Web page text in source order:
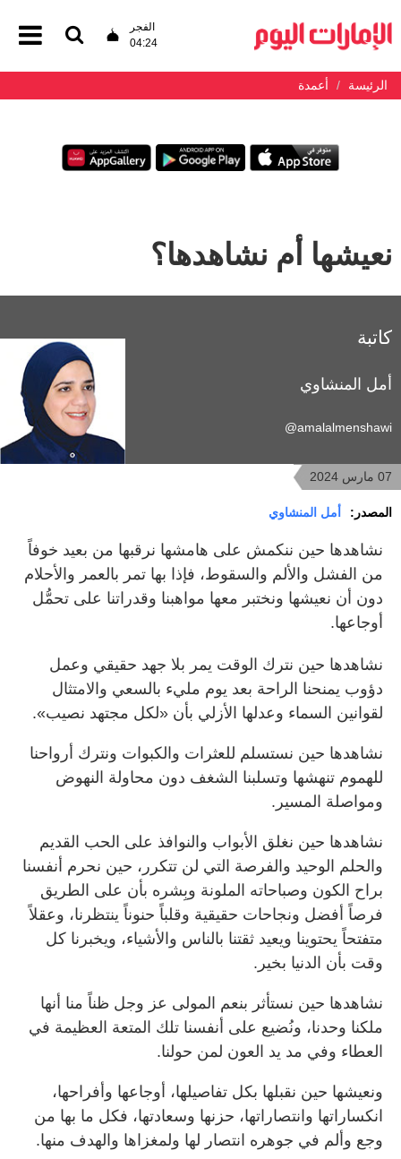
الفجر
04:24
الرئيسة أعمدة
نعيشها أم نشاهدها؟
كاتبة
أمل المنشاوي
amalalmenshawi@
07 مارس 2024
المصدر: أمل المنشاوي
نشاهدها حين ننكمش على هامشها نرقبها من بعيد خوفاً
من الفشل والألم والسقوط، فإذا بها تمر بالعمر والأحلام
دون أن نعيشها ونختبر معها مواهبنا وقدراتنا على تحمُّل
أوجاعها.
نشاهدها حين نترك الوقت يمر بلا جهد حقيقي وعمل
دؤوب يمنحنا الراحة بعد يوم مليء بالسعي والامتثال
لقوانين السماء وعدلها الأزلي بأن «لكل مجتهد نصيب».
نشاهدها حين نستسلم للعثرات والكبوات ونترك أرواحنا
للهموم تنهشها وتسلبنا الشغف دون محاولة النهوض
ومواصلة المسير.
نشاهدها حين نغلق الأبواب والنوافذ على الحب القديم
والحلم الوحيد والفرصة التي لن تتكرر، حين نحرم أنفسنا
براح الكون وصباحاته الملونة وبِشره بأن على الطريق
فرصاً أفضل ونجاحات حقيقية وقلباً حنوناً ينتظرنا، وعقلاً
متفتحاً يحتوينا ويعيد ثقتنا بالناس والأشياء، ويخبرنا كل
وقت بأن الدنيا بخير.
نشاهدها حين نستأثر بنعم المولى عز وجل ظناً منا أنها
ملكنا وحدنا، ونُضيع على أنفسنا تلك المتعة العظيمة في
العطاء وفي مد يد العون لمن حولنا.
ونعيشها حين نقبلها بكل تفاصيلها، أوجاعها وأفراحها،
انكساراتها وانتصاراتها، حزنها وسعادتها، فكل ما بها من
وجع وألم في جوهره انتصار لها ولمغزاها والهدف منها.